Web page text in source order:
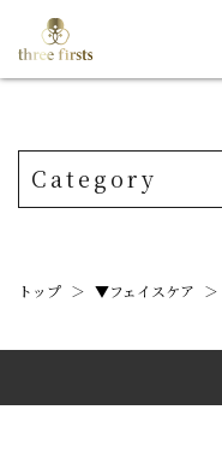
Category
トップ ＞ ▼フェイスケア ＞